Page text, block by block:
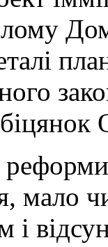
мало
і